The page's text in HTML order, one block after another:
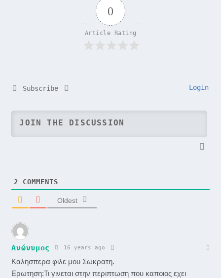
0
Article Rating
Subscribe Login
2 COMMENTS
Oldest
Ανώνυμος 16 years ago
Καλησπερα φιλε μου Σωκρατη.
Ερωτηση:Τι γινεται στην περιπτωση που καποιος εχει